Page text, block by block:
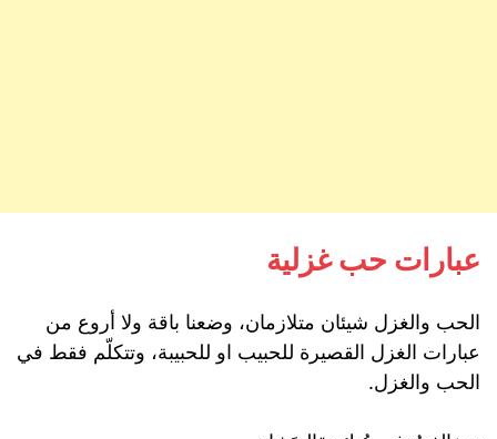
عبارات حب غزلية
الحب والغزل شيئان متلازمان، وضعنا باقة ولا أروع من
عبارات الغزل القصيرة للحبيب او للحبيبة، وتتكلّم فقط في
الحب والغزل.